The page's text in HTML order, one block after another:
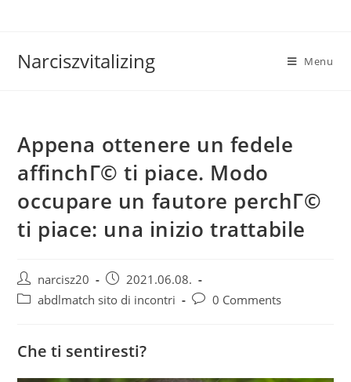
Narciszvitalizing Menu
Appena ottenere un fedele
affinchГ© ti piace. Modo
occupare un fautore perchГ©
ti piace: una inizio trattabile
Post
author:
narcisz20
Post
published:
2021.06.08.
Postabdlmatch sito di incontri
Post0 Comments
Che ti sentiresti?